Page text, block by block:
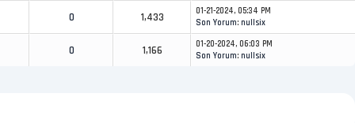
0 1,433
01-21-2024, 05:34 PM
Son Yorum: nullsix
0 1,166
01-20-2024, 06:03 PM
Son Yorum: nullsix